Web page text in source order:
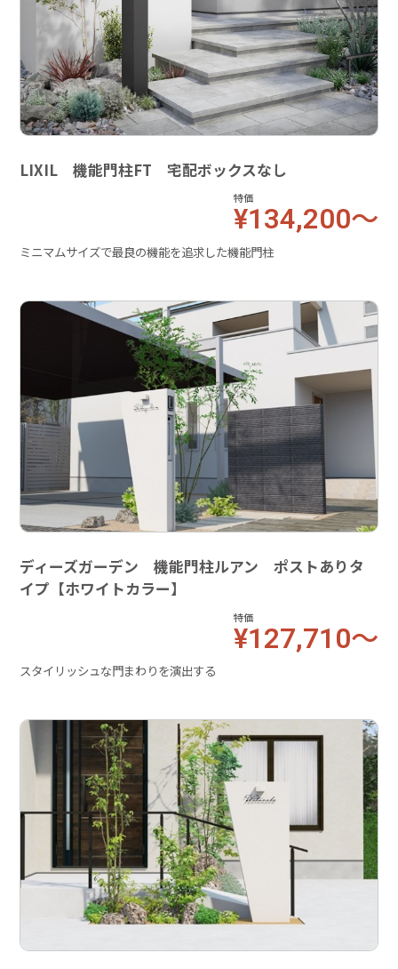
LIXIL 機能門柱FT 宅配ボックスなし
特価
¥134,200～
ミニマムサイズで最良の機能を追求した機能門柱
ディーズガーデン 機能門柱ルアン ポストありタ
イプ【ホワイトカラー】
特価
¥127,710～
スタイリッシュな門まわりを演出する